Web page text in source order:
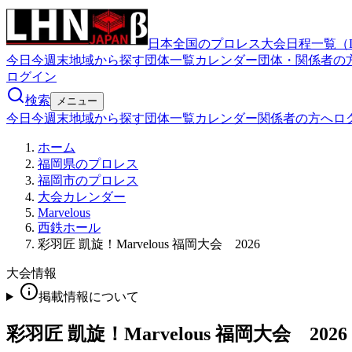
日本全国のプロレス大会日程一覧（
今日 今週末地域から探す団体一覧カレンダー団体・関係者の
ログイン
検索
メニュー
今日 今週末地域から探す団体一覧カレンダー関係者の方へロ
ホーム
福岡県のプロレス
福岡市のプロレス
大会カレンダー
Marvelous
西鉄ホール
彩羽匠 凱旋！Marvelous 福岡大会 2026
大会情報
掲載情報について
彩羽匠 凱旋！Marvelous 福岡大会 2026